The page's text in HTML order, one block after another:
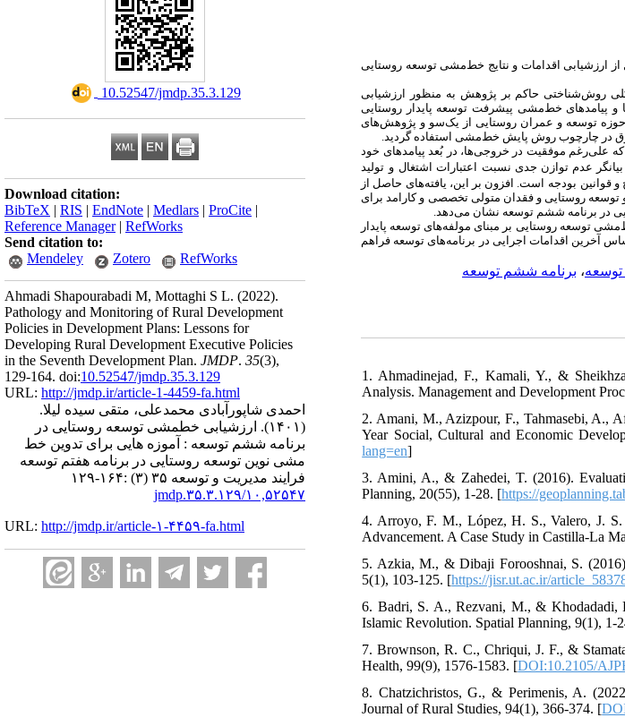
‎ 10.52547/jmdp.35.3.129
Download citation:
BibTeX | RIS | EndNote | Medlars | ProCite |
Reference Manager| RefWorks
Send citation to:
Mendeley
Zotero RefWorks
Ahmadi Shapourabadi M, Mottaghi S L. (2022).
Pathology and Monitoring of Rural Development
Policies in Development Plans: Lessons for
Developing Rural Development Executive Policies
in the Seventh Development Plan. JMDP. 35(3),
129-164. doi:10.52547/jmdp.35.3.129
URL: http://jmdp.ir/article-1-4459-fa.html
احمدی شاپورآبادی محمدعلی، متقی سیده لیلا.
(۱۴۰۱).
ارزشیابی خطمشی توسعه روستایی در
برنامه ششم توسعه : آموزه هایی برای تدوین خط
مشی نوین توسعه روستایی در برنامه هفتم توسعه
فرایند مدیریت و توسعه ۳۵ (۳) :۱۶۴-۱۲۹
۱۰,۵۲۵۴۷/jmdp.۳۵.۳.۱۲۹
URL: http://jmdp.ir/article-۱-۴۴۵۹-fa.html
اقدامات و نتایج خط‌مشی‌ توسعه روستایی
روش‌شناختی حاکم بر پژوهش به ‌منظور ارزشیابی
و پیامدهای خط‌مشی‌ پیشرفت توسعه پایدار روستایی
توسعه و عمران روستایی از یکسو و پژوهش‌های
فوق در چارچوب روش پایش خط‌مشی استفاده گردید.
که علی‌رغم موفقیت در خروجیها، در بُعد پیامدهای خود
عدم توازن جدی نسبت اعتبارات اشتغال و تولید
قوانین بودجه است. افزون بر این، یافته­‌های حاصل از
توسعه روستایی و فقدان متولی تخصصی و کارامد برای
در برنامه ششم توسعه نشان می‌دهد.
مشی توسعه روستایی بر مبنای مولفه‌­های توسعه پایدار
آخرین اقدامات اجرایی در برنامه‌های توسعه فراهم
توسعه، برنامه ششم توسعه
1. Ahmadinejad, F., Kamali, Y., &
Analysis. Management and Development
2. Amani, M., Azizpour, F., Tahmasebi, A.,
Year Social, Cultural and Economic
lang=en]
3. Amini, A., & Zahedei, T. (2016).
Planning, 20(55), 1-28. [https://
4. Arroyo, F. M., López, H. S., Valero, J.
Advancement. A Case Study in Castilla-La
5. Azkia, M., & Dibaji Forooshnai, S.
5(1), 103-125. [https://jisr.ut.ac.ir/
6. Badri, S. A., Rezvani, M., & Khodadadi,
Islamic Revolution. Spatial Planning, 9(1), 1-
7. Brownson, R. C., Chriqui, J. F., &
Health, 99(9), 1576-1583. [DOI:10.2105/
8. Chatzichristos, G., & Perimenis, A.
Journal of Rural Studies, 94(1), 366-374. [